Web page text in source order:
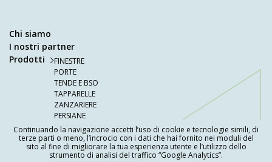
Chi siamo
I nostri partner
Prodotti
FINESTRE
PORTE
TENDE E BSO
TAPPARELLE
ZANZARIERE
PERSIANE
TENDE DA SOLE A BRACCI
CANCELLI E RECINZIONI
PORTE DA GARAGE
PERGOLE E TENDE SCHERMANTI
Continuando la navigazione accetti l’uso di cookie e tecnologie simili, di
terze parti o meno, l’incrocio con i dati che hai fornito nei moduli del
sito al fine di migliorare la tua esperienza utente e l’utilizzo dello
strumento di analisi del traffico “Google Analytics”.